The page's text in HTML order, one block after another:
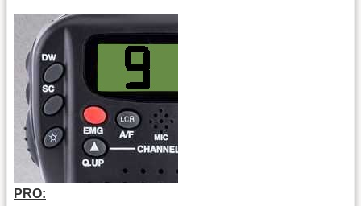
PRO: